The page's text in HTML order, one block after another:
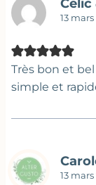
Celic
13 mars
Très bon et
simple et
13 mars